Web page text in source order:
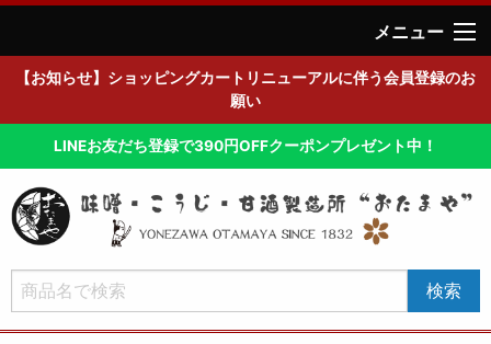
メニュー
【お知らせ】ショッピングカートリニューアルに伴う会員登録のお
願い
LINEお友だち登録で390円OFFクーポンプレゼント中！